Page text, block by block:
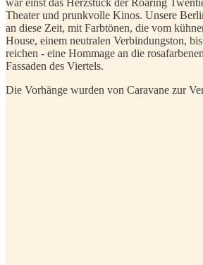
Theater und prunkvolle Kinos. Unsere
an diese Zeit, mit Farbtönen, die vom
House, einem neutralen Verbindungston,
reichen - eine Hommage an die
Fassaden des Viertels.
Die Vorhänge wurden von Caravane zur